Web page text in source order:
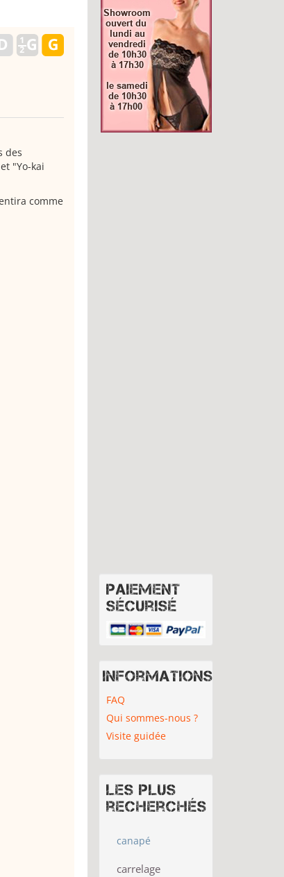
des
"Yo-kai
comme
Paiement
sécurisé
Informations
FAQ
Qui sommes-nous ?
Visite guidée
Les plus
recherchés
canapé
carrelage